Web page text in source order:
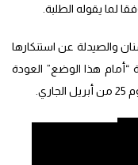
لما يقوله الطلبة.
والصيدلة عن استنكارها
“أمام هذا الوضع” العودة